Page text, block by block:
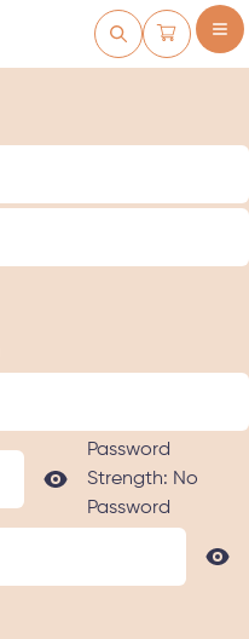
Cart
Password
Strength: No
Password